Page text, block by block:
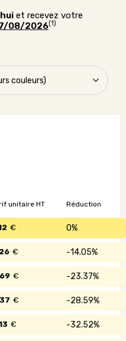
et recevez votre
08/2026(1)
Réduction
unitaire HT
0%
€
14.05%
€
23.37%
€
28.59%
€
32.52%
€